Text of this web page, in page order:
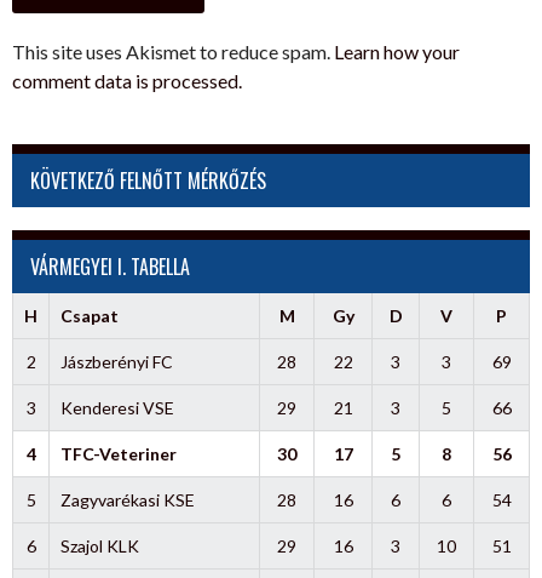
This site uses Akismet to reduce spam. Learn how your
comment data is processed.
KÖVETKEZŐ FELNŐTT MÉRKŐZÉS
VÁRMEGYEI I. TABELLA
H Csapat M Gy D V P
2 Jászberényi FC 28 22 3 3 69
3 Kenderesi VSE 29 21 3 5 66
4 TFC-Veteriner 30 17 5 8 56
5 Zagyvarékasi KSE 28 16 6 6 54
6 Szajol KLK 29 16 3 10 51